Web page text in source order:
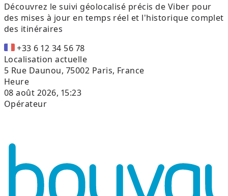
Découvrez le suivi géolocalisé précis de Viber pour
des mises à jour en temps réel et l'historique complet
des itinéraires
+33 6 12 34 56 78
Localisation actuelle
5 Rue Daunou, 75002 Paris, France
Heure
08 août 2026, 15:23
Opérateur